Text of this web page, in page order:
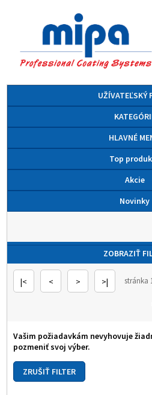
UŽÍVATEĽSKÝ
HLAVNÉ
Top
Akcie
Novinky
ZOBRAZIŤ
|< < > >| stránka
Vašim požiadavkám nevyhovuje
pozmeniť svoj výber.